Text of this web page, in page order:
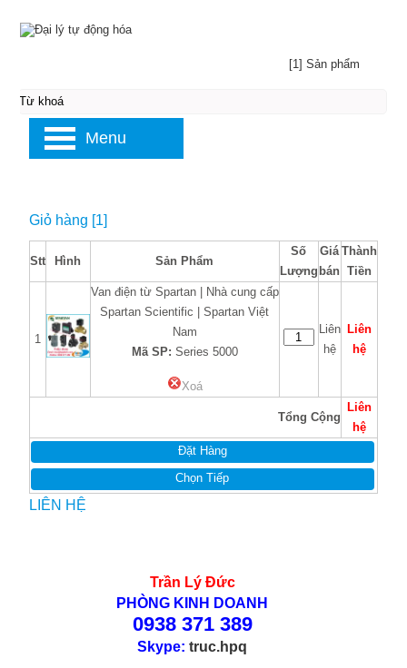
Giỏ hàng [1]
Stt Hình Sản Phẩm
Số
Lượng
Giá
bán
Thành
Tiền
1
Van điện từ Spartan | Nhà cung cấp
Spartan Scientific | Spartan Việt
Nam
Mã SP: Series 5000
Xoá
Liên
hệ
Liên
hệ
Tổng Cộng
Liên
hệ
Đặt Hàng
Chọn Tiếp
LIÊN HỆ
Trần Lý Đức
PHÒNG KINH DOANH
0938 371 389
Skype:truc.hpq
[1] Sản phẩm
Menu